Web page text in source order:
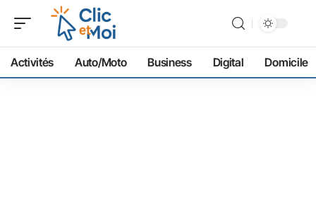
Activités Auto/Moto Business Digital Domicile